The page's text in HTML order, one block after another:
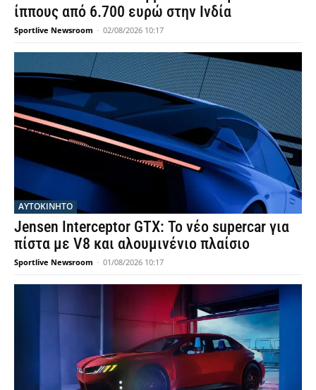
ίππους από 6.700 ευρώ στην Ινδία
Sportlive Newsroom - 02/08/2026 10:17
ΑΥΤΟΚΙΝΗΤΟ
Jensen Interceptor GTX: Το νέο supercar για
πίστα με V8 και αλουμινένιο πλαίσιο
Sportlive Newsroom - 01/08/2026 10:17